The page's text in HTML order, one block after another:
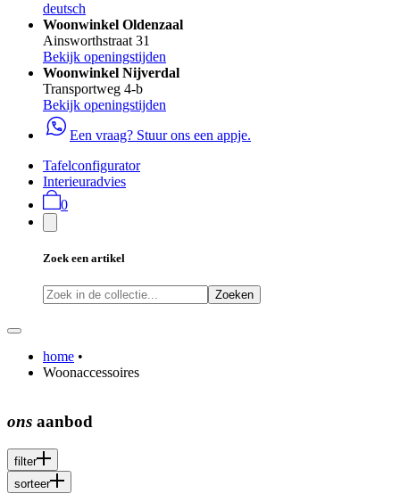
deutsch
Woonwinkel Oldenzaal
Ainsworthstraat 31
Bekijk openingstijden
Woonwinkel Nijverdal
Transportweg 4-b
Bekijk openingstijden
Een vraag? Stuur ons een appje.
Tafelconfigurator
Interieuradvies
0
Zoek een artikel
Zoeken
home •
Woonaccessoires
ons aanbod
filter
sorteer